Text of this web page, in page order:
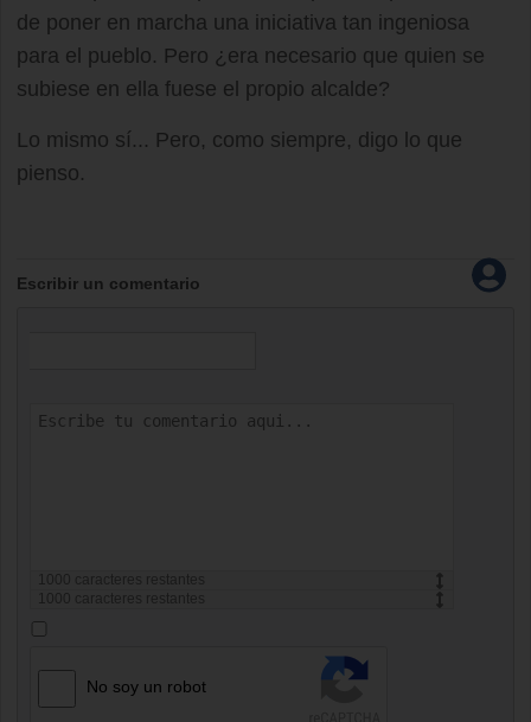
de poner en marcha una iniciativa tan ingeniosa
para el pueblo. Pero ¿era necesario que quien se
subiese en ella fuese el propio alcalde?
Lo mismo sí... Pero, como siempre, digo lo que
pienso.
Escribir un comentario
caracteres restantes
caracteres restantes
No soy un robot